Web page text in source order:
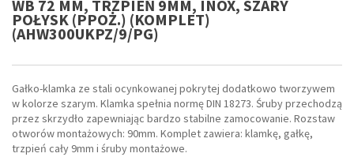
WB 72 MM, TRZPIEŃ 9MM, INOX, SZARY
POŁYSK (PPOŻ.) (KOMPLET)
(AHW300UKPZ/9/PG)
Gałko-klamka ze stali ocynkowanej pokrytej dodatkowo tworzywem
w kolorze szarym. Klamka spełnia normę DIN 18273. Śruby przechodzą
przez skrzydło zapewniając bardzo stabilne zamocowanie. Rozstaw
otworów montażowych: 90mm. Komplet zawiera: klamkę, gałkę,
trzpień cały 9mm i śruby montażowe.